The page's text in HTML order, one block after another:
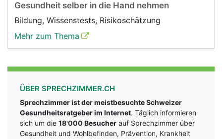
Gesundheit selber in die Hand nehmen
Bildung, Wissenstests, Risikoschätzung
Mehr zum Thema
ÜBER SPRECHZIMMER.CH
Sprechzimmer ist der meistbesuchte Schweizer
Gesundheitsratgeber im Internet. Täglich informieren
sich um die 18'000 Besucher auf Sprechzimmer über
Gesundheit und Wohlbefinden, Prävention, Krankheit